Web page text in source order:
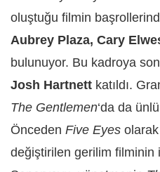
oluştuğu filmin
Aubrey Plaza, Cary
bulunuyor. Bu kadroya
Josh Hartnett katıldı.
The Gentlemen‘da da
Önceden Five Eyes
değiştirilen gerilim filminin